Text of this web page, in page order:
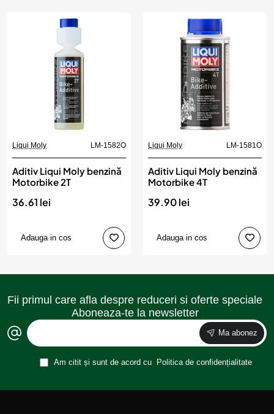
Liqui Moly LM-1582O
Aditiv Liqui Moly benzină
Motorbike 2T
36.61 lei
Adauga in cos
Liqui Moly LM-1581O
Aditiv Liqui Moly benzină
Motorbike 4T
39.90 lei
Adauga in cos
Fii primul care afla despre reduceri si oferte speciale
Aboneaza-te la newsletter
Ma abonez
Am citit și sunt de acord cu Politica de confidențialitate